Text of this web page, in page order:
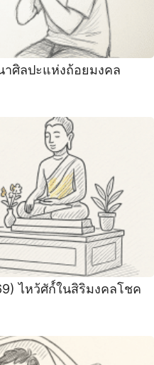
ศิลปะแห่งถ้อยมงคล
ไหว้ศัก์์ในสิริมงคลโชค